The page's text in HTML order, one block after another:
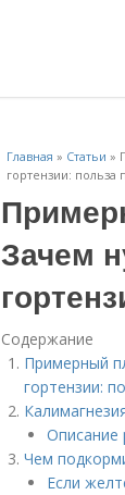
Главная » Статьи »
гортензии: польза
Зачем
Содержание
Примерный
гортензии:
Описание
Чем
Если